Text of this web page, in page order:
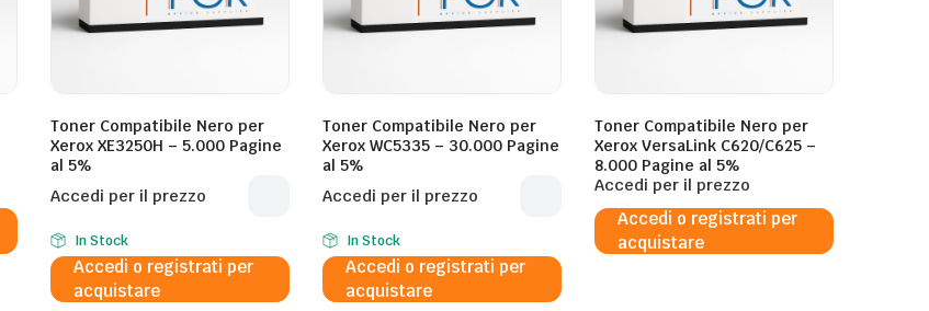
Toner Compatibile Nero per
Xerox XE3250H – 5.000 Pagine
al 5%
Accedi per il prezzo
In Stock
Accedi o registrati per
acquistare
Toner Compatibile Nero per
Xerox WC5335 – 30.000 Pagine
al 5%
Accedi per il prezzo
In Stock
Accedi o registrati per
acquistare
Toner Compatibile Nero per
Xerox VersaLink C620/C625 –
8.000 Pagine al 5%
Accedi per il prezzo
Accedi o registrati per
acquistare